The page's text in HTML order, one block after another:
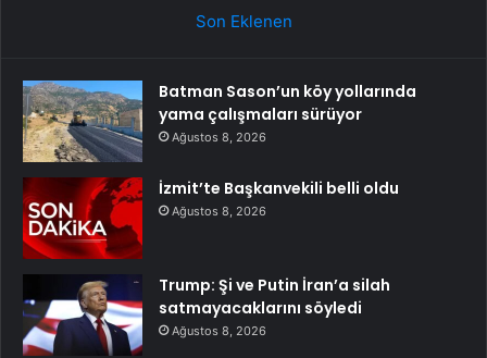
Son Eklenen
Batman Sason’un köy yollarında
yama çalışmaları sürüyor
Ağustos 8, 2026
İzmit’te Başkanvekili belli oldu
Ağustos 8, 2026
Trump: Şi ve Putin İran’a silah
satmayacaklarını söyledi
Ağustos 8, 2026